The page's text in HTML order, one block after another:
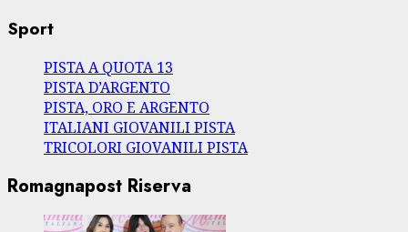
Sport
PISTA A QUOTA 13
PISTA D’ARGENTO
PISTA, ORO E ARGENTO
ITALIANI GIOVANILI PISTA
TRICOLORI GIOVANILI PISTA
Romagnapost Riserva